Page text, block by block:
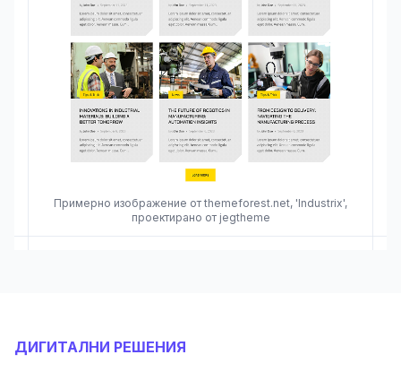
Примерно изображение от themeforest.net, 'Industrix',
проектирано от jegtheme
ДИГИТАЛНИ РЕШЕНИЯ